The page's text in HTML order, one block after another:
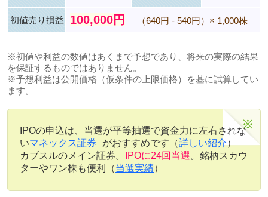
初値売り損益 100,000円 （640円 - 540円）× 1,000株
※初値や利益の数値はあくまで予想であり、将来の実際の結果
を保証するものではありません。
※予想利益は公開価格（仮条件の上限価格）を基に試算してい
ます。
IPOの申込は、当選が平等抽選で資金力に左右されな
いマネックス証券 がおすすめです（詳しい紹介）
カブスルのメイン証券。
IPOに24回当選。銘柄スカウ
ターやワン株も便利（当選実績）